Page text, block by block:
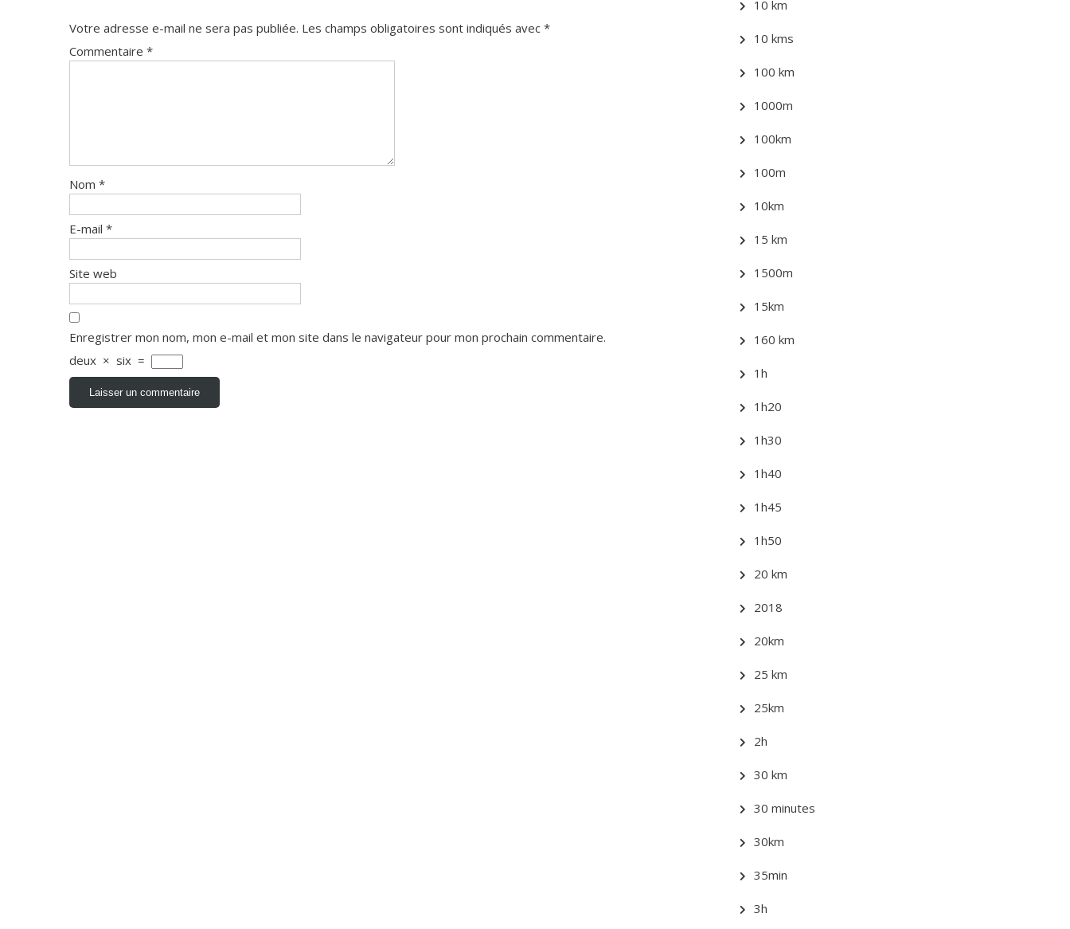
Votre adresse e-mail ne sera pas publiée. Les champs obligatoires sont indiqués avec *
Commentaire *
Nom *
E-mail *
Site web
Enregistrer mon nom, mon e-mail et mon site dans le navigateur pour mon prochain commentaire.
deux × six =
10 km
10 kms
100 km
1000m
100km
100m
10km
15 km
1500m
15km
160 km
1h
1h20
1h30
1h40
1h45
1h50
20 km
2018
20km
25 km
25km
2h
30 km
30 minutes
30km
35min
3h